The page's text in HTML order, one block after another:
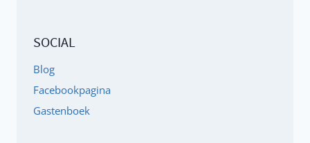
SOCIAL
Blog
Facebookpagina
Gastenboek